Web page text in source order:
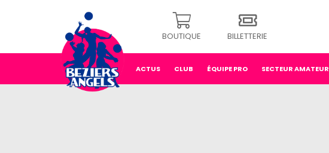
BOUTIQUE BILLETTERIE
ACTUS CLUB ÉQUIPE PRO SECTEUR AMATEUR